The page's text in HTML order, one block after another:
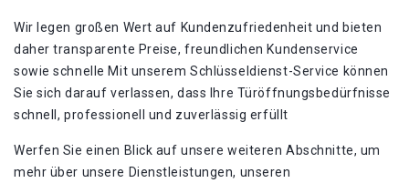
Wir legen großen Wert auf Kundenzufriedenheit und bieten
daher transparente Preise, freundlichen Kundenservice
sowie schnelle Mit unserem Schlüsseldienst-Service können
Sie sich darauf verlassen, dass Ihre Türöffnungsbedürfnisse
schnell, professionell und zuverlässig erfüllt
Werfen Sie einen Blick auf unsere weiteren Abschnitte, um
mehr über unsere Dienstleistungen, unseren